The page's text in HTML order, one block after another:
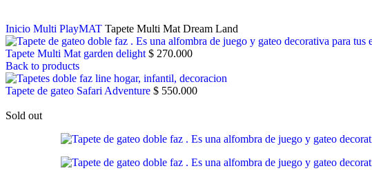
Inicio Multi PlayMAT Tapete Multi Mat Dream Land
Tapete Multi Mat garden delight $ 270.000
Back to products
Tapete de gateo Safari Adventure $ 550.000
Sold out